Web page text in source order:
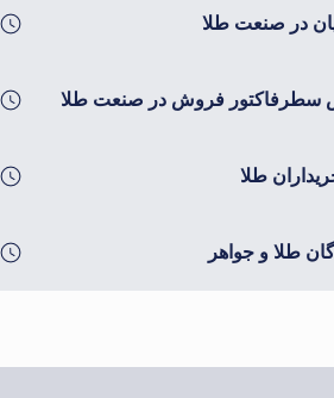
در صنعت طلا
سطرفاکتور فروش در صنعت طلا
طلا
طلا و جواهر